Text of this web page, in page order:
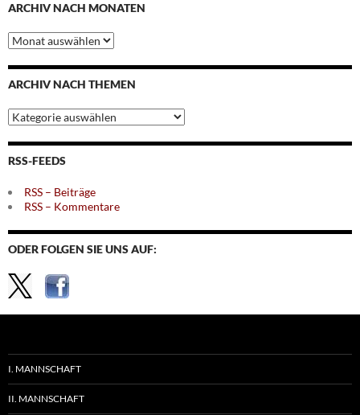
ARCHIV NACH MONATEN
Archiv
nach
Monaten
ARCHIV NACH THEMEN
Archiv
nach
Themen
RSS-FEEDS
RSS – Beiträge
RSS – Kommentare
ODER FOLGEN SIE UNS AUF:
I. MANNSCHAFT
II. MANNSCHAFT